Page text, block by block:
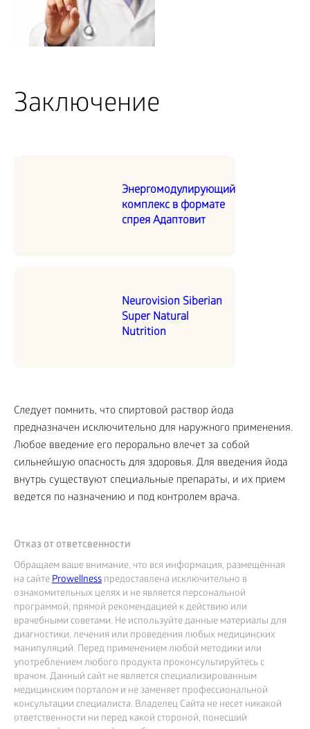
Заключение
Энергомодулирующий
комплекс в формате
спрея Адаптовит
Neurovision Siberian
Super Natural
Nutrition
Следует помнить, что спиртовой раствор йода
предназначен исключительно для наружного применения.
Любое введение его перорально влечет за собой
сильнейшую опасность для здоровья. Для введения йода
внутрь существуют специальные препараты, и их прием
ведется по назначению и под контролем врача.
Отказ от ответсвенности
Обращаем ваше внимание, что вся информация, размещённая
на сайтеProwellness предоставлена исключительно в
ознакомительных целях и не является персональной
программой, прямой рекомендацией к действию или
врачебными советами. Не используйте данные материалы для
диагностики, лечения или проведения любых медицинских
манипуляций. Перед применением любой методики или
употреблением любого продукта проконсультируйтесь с
врачом. Данный сайт не является специализированным
медицинским порталом и не заменяет профессиональной
консультации специалиста. Владелец Сайта не несет никакой
ответственности ни перед какой стороной, понесший